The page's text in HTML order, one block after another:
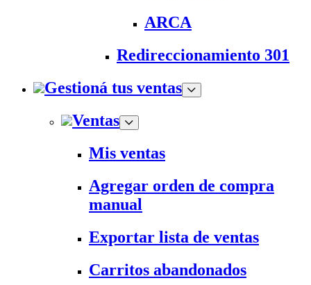
ARCA
Redireccionamiento 301
Gestioná tus ventas
Ventas
Mis ventas
Agregar orden de compra
manual
Exportar lista de ventas
Carritos abandonados